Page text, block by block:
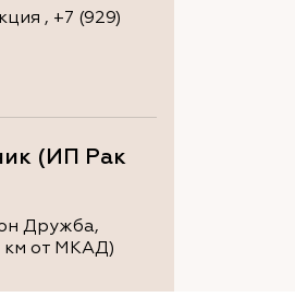
, +7 (929)
(ИП Рак
Дружба,
км от МКАД)